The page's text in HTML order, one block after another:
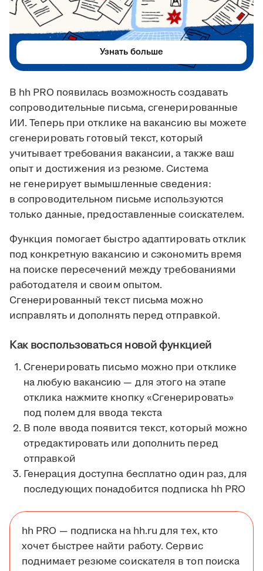
В hh PRO появилась возможность создавать
сопроводительные письма, сгенерированные
ИИ. Теперь при отклике на вакансию вы можете
сгенерировать готовый текст, который
учитывает требования вакансии, а также ваш
опыт и достижения из резюме. Система
не генерирует вымышленные сведения:
в сопроводительном письме используются
только данные, предоставленные соискателем.
Функция помогает быстро адаптировать отклик
под конкретную вакансию и сэкономить время
на поиске пересечений между требованиями
работодателя и своим опытом.
Сгенерированный текст письма можно
исправлять и дополнять перед отправкой.
Как воспользоваться новой функцией
Сгенерировать письмо можно при отклике
на любую вакансию — для этого на этапе
отклика нажмите кнопку «Сгенерировать»
под полем для ввода текста
В поле ввода появится текст, который можно
отредактировать или дополнить перед
отправкой
Генерация доступна бесплатно один раз, для
последующих понадобится подписка hh PRO
hh PRO — подписка на hh.ru для тех, кто
хочет быстрее найти работу. Сервис
поднимает резюме соискателя в топ поиска
Узнать больше